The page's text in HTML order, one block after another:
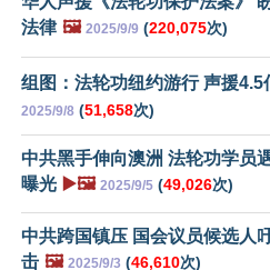
法律 🖼️ 2025/9/9 (220,075次)
组图：法轮功纽约游行 声援4.5
2025/9/8 (51,658次)
中共黑手伸向澳洲 法轮功学员
曝光 ▶️🖼️ 2025/9/5 (49,026次)
中共跨国镇压 国会议员候选人
击 🖼️ 2025/9/3 (46,610次)